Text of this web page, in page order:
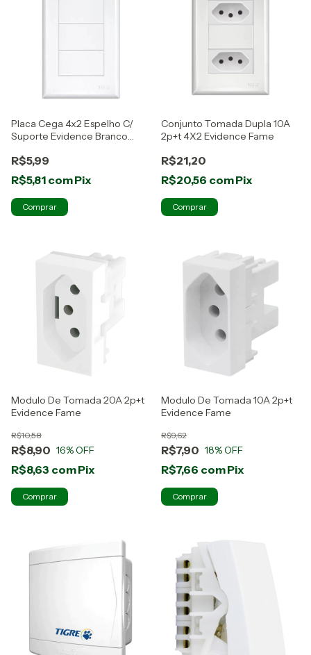
Placa Cega 4x2 Espelho C/
Suporte Evidence Branco
R$5,99
R$5,81 comPix
Conjunto Tomada Dupla 10A
2p+t 4X2 Evidence Fame
R$21,20
R$20,56 comPix
Modulo De Tomada 20A 2p+t
Evidence Fame
R$8,90
R$10,58
16% OFF
R$8,63 comPix
Modulo De Tomada 10A 2p+t
Evidence Fame
R$7,90
R$9,62
18% OFF
R$7,66 comPix